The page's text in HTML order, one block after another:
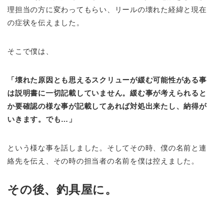
理担当の方に変わってもらい、リールの壊れた経緯と現在
の症状を伝えました。
そこで僕は、
「壊れた原因とも思えるスクリューが緩む可能性がある事
は説明書に一切記載していません。緩む事が考えられると
か要確認の様な事が記載してあれば対処出来たし、納得が
いきます。でも…」
という様な事を話しました。そしてその時、僕の名前と連
絡先を伝え、その時の担当者の名前を僕は控えました。
その後、釣具屋に。